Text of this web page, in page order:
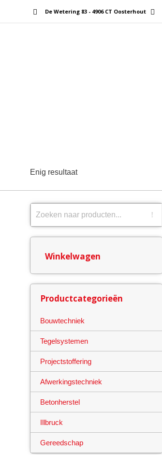
De Wetering 83 - 4906 CT Oosterhout
Enig resultaat
Winkelwagen
Productcategorieën
Bouwtechniek
Tegelsystemen
Projectstoffering
Afwerkingstechniek
Betonherstel
Illbruck
Gereedschap